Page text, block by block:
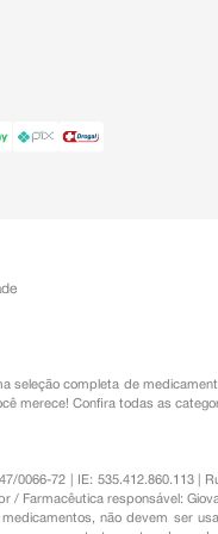
seleção completa de
merece! Confira todas as
0066-72 | IE: 535.412.860.113
/ Farmacêutica responsável:
não devem ser